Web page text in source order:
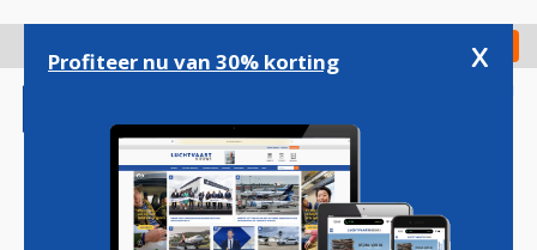
gaan
Check in
Profiteer nu van 30% korting x